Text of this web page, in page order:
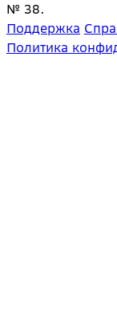
№ 38.
Поддержка
Политика